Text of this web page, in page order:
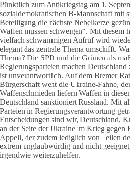
Pünktlich zum Antikriegstag am 1.
sozialdemokratischen B-Mannschaft mit
Beteiligung die nächste Nebelkerze
Waffen müssen schweigen“. Mit diesem
vielfach schwammigen Aufruf wird
elegant das zentrale Thema umschifft.
Thema? Die SPD und die Grünen als
Regierungsparteien machen
ist unverantwortlich. Auf dem Bremer
Bürgerschaft weht die Ukraine-Fahne,
Waffenschmieden liefern Waffen in
Deutschland sanktioniert Russland. Mit
Parteien in Regierungsverantwortung
Entscheidungen sind wir, Deutschland,
an der Seite der Ukraine im Krieg gegen
Appell, der zudem lediglich von Teilen
extrem unglaubwürdig und nicht
irgendwie weiterzuhelfen.